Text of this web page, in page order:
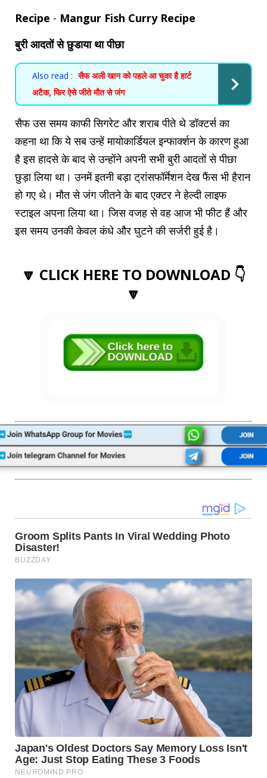
Recipe - Mangur Fish Curry Recipe
बुरी आदतों से छुडाया था पीछा
Also read : सैफ अली खान को पहले आ चुका है हार्ट
अटैक, फिर ऐसे जीते मौत से जंग
सैफ उस समय काफी सिगरेट और शराब पीते थे डॉक्टर्स का
कहना था कि ये सब उन्हें मायोकार्डियल इन्फार्क्शन के कारण हुआ
है इस हादसे के बाद से उन्होंने अपनी सभी बुरी आदतों से पीछा
छुड़ा लिया था। उनमें इतनी बड़ा ट्रांसफॉर्मेशन देख फैंस भी हैरान
हो गए थे। मौत से जंग जीतने के बाद एक्टर ने हेल्दी लाइफ
स्टाइल अपना लिया था। जिस वजह से वह आज भी फीट हैं और
इस समय उनकी केवल कंधे और घुटने की सर्जरी हुई है।
🔽 CLICK HERE TO DOWNLOAD 👇
🔽